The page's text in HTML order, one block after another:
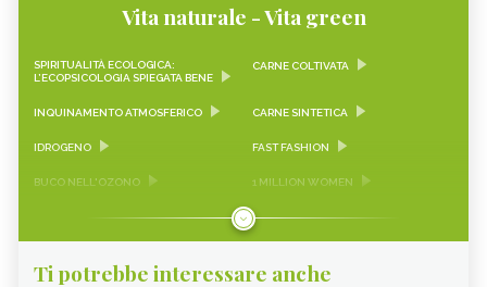
Vita naturale - Vita green
SPIRITUALITÀ ECOLOGICA:
L’ECOPSICOLOGIA SPIEGATA BENE
CARNE COLTIVATA
INQUINAMENTO ATMOSFERICO CARNE SINTETICA
IDROGENO FAST FASHION
BUCO NELL'OZONO 1 MILLION WOMEN
NAOMI KLEIN RISCALDAMENTO GLOBALE
Ti potrebbe interessare anche